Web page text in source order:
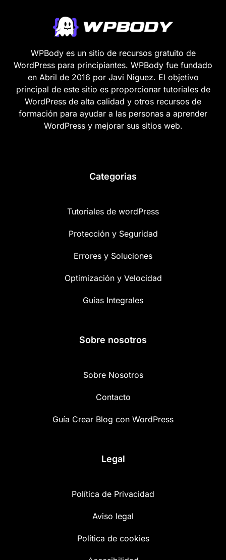
WPBody es un sitio de recursos gratuito de
WordPress para principiantes. WPBody fue fundado
en Abril de 2016 por Javi Niguez. El objetivo
principal de este sitio es proporcionar tutoriales de
WordPress de alta calidad y otros recursos de
formación para ayudar a las personas a aprender
WordPress y mejorar sus sitios web.
Categorias
Tutoriales de wordPress
Protección y Seguridad
Errores y Soluciones
Optimización y Velocidad
Guías Integrales
Sobre nosotros
Sobre Nosotros
Contacto
Guía Crear Blog con WordPress
Legal
Política de Privacidad
Aviso legal
Política de cookies